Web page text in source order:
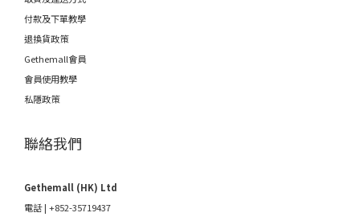
付款及下單教學
退換貨政策
Gethemall會員
會員使用教學
私隱政策
聯絡我們
Gethemall (HK) Ltd
電話 | +852-35719437